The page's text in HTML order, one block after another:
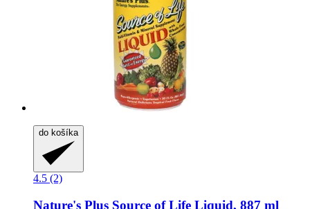
do košíka
4.5 (2)
Nature's Plus Source of Life Liquid, 887 ml